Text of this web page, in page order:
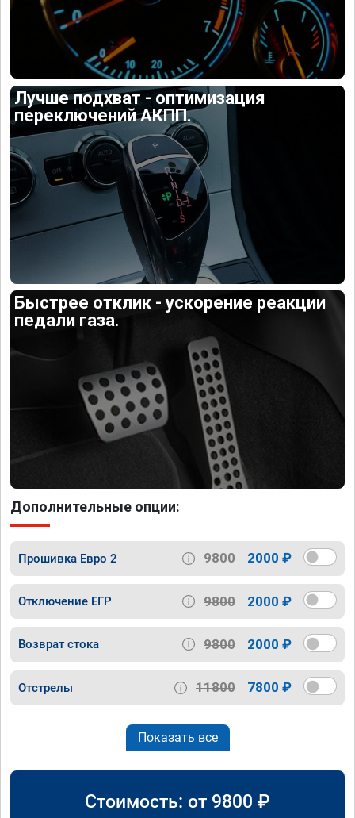
Лучше подхват - оптимизация
переключений АКПП.
Быстрее отклик - ускорение реакции
педали газа.
Дополнительные опции:
Прошивка Евро 2 9800 2000 ₽
Отключение ЕГР 9800 2000 ₽
Возврат стока 9800 2000 ₽
Отстрелы 11800 7800 ₽
Показать все
Стоимость: от 9800 ₽